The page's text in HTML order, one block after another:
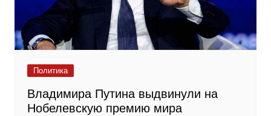
Политика
Владимира Путина выдвинули на
Нобелевскую премию мира